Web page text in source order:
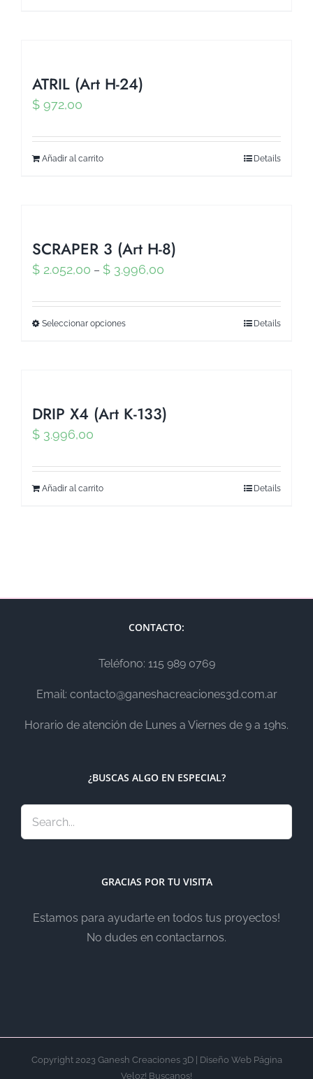
ATRIL (Art H-24)
$ 972,00
Añadir al carrito Details
SCRAPER 3 (Art H-8)
$ 2.052,00 – $ 3.996,00
Seleccionar opciones Details
DRIP X4 (Art K-133)
$ 3.996,00
Añadir al carrito Details
CONTACTO:
Teléfono: 115 989 0769
Email: contacto@ganeshacreaciones3d.com.ar
Horario de atención de Lunes a Viernes de 9 a 19hs.
¿BUSCAS ALGO EN ESPECIAL?
GRACIAS POR TU VISITA
Estamos para ayudarte en todos tus proyectos!
No dudes en contactarnos.
Copyright 2023 Ganesh Creaciones 3D | Diseño Web Página
Veloz! Buscanos!